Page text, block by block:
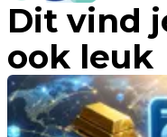
Dit vind
ook leuk